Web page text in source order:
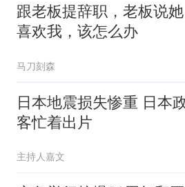
跟老板提辞职，老板说她
喜欢我，该怎么办
马刀刻森
日本地震损失惨重 日本政
客忙着出片
主持人嘉文